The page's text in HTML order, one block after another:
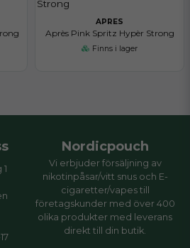
APRES
Après Pink Spritz Hypèr Strong
Finns i lager
Nordicpouch
Vi erbjuder försäljning av
nikotinpåsar/vitt snus och E-
cigaretter/vapes till
företagskunder med över 400
olika produkter med leverans
direkt till din butik.